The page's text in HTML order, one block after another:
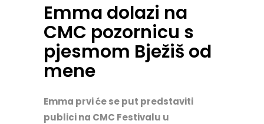
Emma dolazi na
CMC pozornicu s
pjesmom Bježiš od
mene
Emma prvi će se put predstaviti
publici na CMC Festivalu u